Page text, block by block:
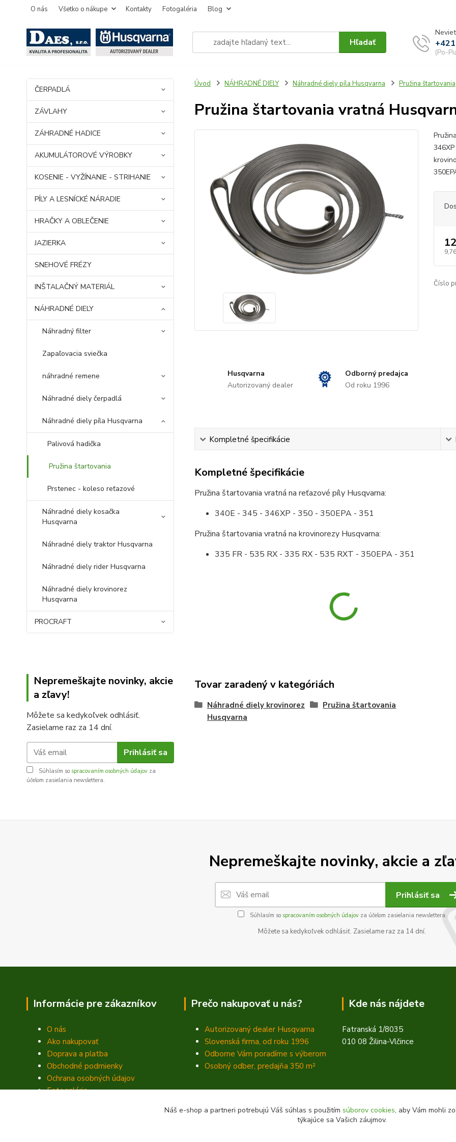
O nás Všetko o nákupe Kontakty Fotogaléria Blog
Hľadať
(Po-
ČERPADLÁ
ZÁVLAHY
ZÁHRADNÉ HADICE
AKUMULÁTOROVÉ VÝROBKY
KOSENIE - VYŽÍNANIE - STRIHANIE
PÍLY A LESNÍCKÉ NÁRADIE
HRAČKY A OBLEČENIE
JAZIERKA
SNEHOVÉ FRÉZY
INŠTALAČNÝ MATERIÁL
NÁHRADNÉ DIELY
Náhradný filter
Zapaľovacia sviečka
náhradné remene
Náhradné diely čerpadlá
Náhradné diely píla Husqvarna
Palivová hadička
Pružina štartovania
Prstenec - koleso reťazové
Náhradné diely kosačka
Husqvarna
Náhradné diely traktor Husqvarna
Náhradné diely rider Husqvarna
Náhradné diely krovinorez
Husqvarna
PROCRAFT
Nepremeškajte novinky, akcie
a zľavy!
Môžete sa kedykoľvek odhlásiť.
Zasielame raz za 14 dní.
Prihlásiť sa
Súhlasím so spracovaním osobných údajov za
účelom zasielania newslettera.
Úvod NÁHRADNÉ DIELY Náhradné diely píla Husqvarna Pružina štartovania
Pružina štartovania vratná
Číslo
Husqvarna
Autorizovaný dealer
Odborný predajca
Od roku 1996
Kompletné špecifikácie
Kompletné špecifikácie
Pružina štartovania vratná na reťazové píly Husqvarna:
340E - 345 - 346XP - 350 - 350EPA - 351
Pružina štartovania vratná na krovinorezy Husqvarna:
335 FR - 535 RX - 335 RX - 535 RXT - 350EPA - 351
Tovar zaradený v kategóriách
Náhradné diely krovinorez
Husqvarna
Pružina štartovania
Nepremeškajte novinky, akcie a
Prihlásiť sa
Súhlasím so spracovaním osobných údajovza účelom zasielania newslettera.
Môžete sa kedykoľvek odhlásiť. Zasielame raz za 14 dní.
Informácie pre zákazníkov
O nás
Ako nakupovať
Doprava a platba
Obchodné podmienky
Ochrana osobných údajov
Fotogaléria
Prečo nakupovať u nás?
Autorizovaný dealer Husqvarna
Slovenská firma, od roku 1996
Odborne Vám poradíme s výberom
Osobný odber, predajňa 350 m²
Kde nás nájdete
Fatranská 1/8035
010 08 Žilina-Vlčince
Náš e-shop a partneri potrebujú Váš súhlas s použitím súborov cookies, aby Vám mohli
týkajúce sa Vašich záujmov.